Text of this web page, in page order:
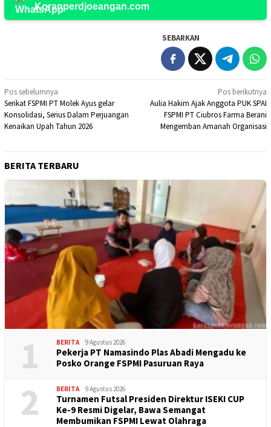
Koranperdjoeangan.com
SEBARKAN
Navigasi
pos
Pos sebelumnya
Serikat FSPMI PT Molek Ayus gelar
Konsolidasi, Serius Dalam Perjuangan
Kenaikan Upah Tahun 2026
Pos berikutnya
Aulia Hakim Ajak Anggota PUK SPAI
FSPMI PT Ciubros Farma Berani
Mengemban Amanah Organisasi
BERITA TERBARU
1 BERITA 9 Agustus 2026
Pekerja PT Namasindo Plas Abadi Mengadu ke
Posko Orange FSPMI Pasuruan Raya
2 BERITA 9 Agustus 2026
Turnamen Futsal Presiden Direktur ISEKI CUP
Ke-9 Resmi Digelar, Bawa Semangat
Membumikan FSPMI Lewat Olahraga